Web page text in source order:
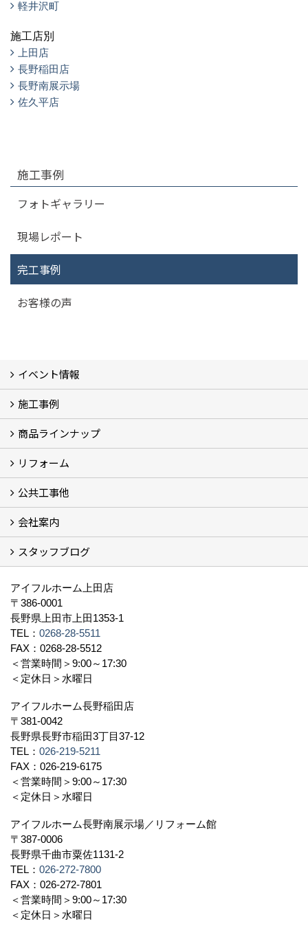
軽井沢町
施工店別
上田店
長野稲田店
長野南展示場
佐久平店
施工事例
フォトギャラリー
現場レポート
完工事例
お客様の声
イベント情報
イベント予告
過去のイベント
施工事例
フォトギャラリー
モデルハウス (7)
現場レポート
完工事例
お客様の声
商品ラインナップ
商品ラインアップ一覧
FAVO（フェイボ）【自由設計】
Lodina（ロディナ）【規格住宅】
全館空調システム
リフォーム
コンセプト (2)
選ばれる理由
施工実例（フォトギャラリー）
公共工事他
建築工事 実績
土木工事 実績
一般建築(別荘)
公共工事部スタッフ紹介
会社案内
社長挨拶
会社概要
採用情報
アクセス
スタッフ紹介
スタッフブログ
資格取得一覧
プライバシーポリシー
地域貢献 (3)
スタッフブログ
アイフルホーム上田店
〒386-0001
長野県上田市上田1353-1
TEL： 0268-28-5511
FAX：0268-28-5512
＜営業時間＞9:00～17:30
＜定休日＞水曜日
アイフルホーム長野稲田店
〒381-0042
長野県長野市稲田3丁目37-12
TEL： 026-219-5211
FAX：026-219-6175
＜営業時間＞9:00～17:30
＜定休日＞水曜日
アイフルホーム長野南展示場／リフォーム館
〒387-0006
長野県千曲市粟佐1131-2
TEL： 026-272-7800
FAX：026-272-7801
＜営業時間＞9:00～17:30
＜定休日＞水曜日